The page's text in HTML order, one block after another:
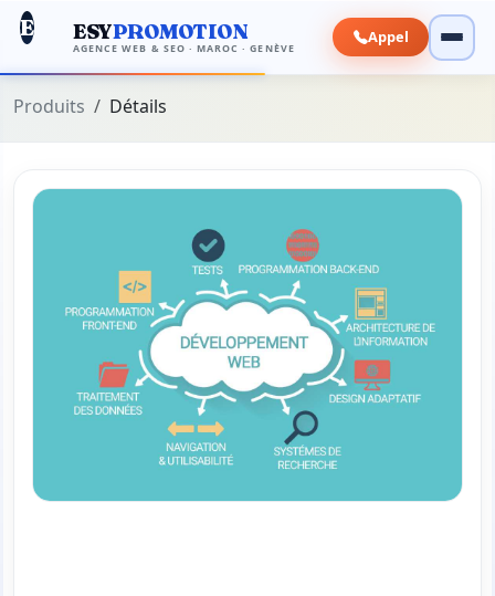
E ESYPROMOTION
AGENCE WEB & SEO · MAROC · GENÈVE
Appel
Produits Détails